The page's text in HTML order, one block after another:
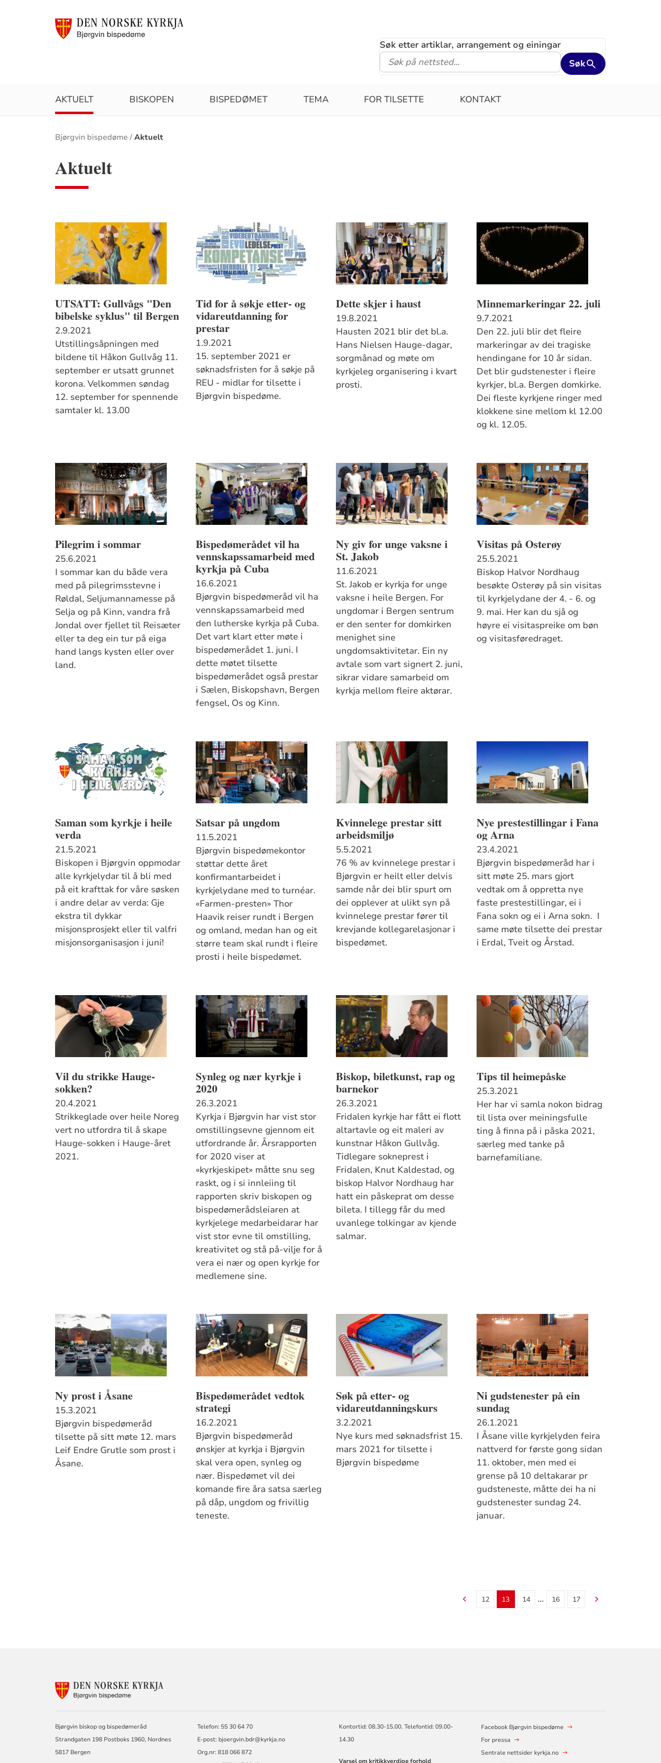
Søk etter artiklar, arrangement og einingar
Søk
AKTUELT BISKOPEN BISPEDØMET TEMA FOR TILSETTE KONTAKT
Brødsmulesti
Bjørgvin bispedøme Aktuelt
Aktuelt
UTSATT: Gullvågs "Den
bibelske syklus" til Bergen
2.9.2021
Utstillingsåpningen med
bildene til Håkon Gullvåg 11.
september er utsatt grunnet
korona. Velkommen søndag
12. september for spennende
samtaler kl. 13.00
Tid for å søkje etter- og
vidareutdanning for
prestar
1.9.2021
15. september 2021 er
søknadsfristen for å søkje på
REU - midlar for tilsette i
Bjørgvin bispedøme.
Dette skjer i haust
19.8.2021
Hausten 2021 blir det bl.a.
Hans Nielsen Hauge-dagar,
sorgmånad og møte om
kyrkjeleg organisering i kvart
prosti.
Minnemarkeringar 22. juli
9.7.2021
Den 22. juli blir det fleire
markeringar av dei tragiske
hendingane for 10 år sidan.
Det blir gudstenester i fleire
kyrkjer, bl.a. Bergen domkirke.
Dei fleste kyrkjene ringer med
klokkene sine mellom kl 12.00
og kl. 12.05.
Pilegrim i sommar
25.6.2021
I sommar kan du både vera
med på pilegrimsstevne i
Røldal, Seljumannamesse på
Selja og på Kinn, vandra frå
Jondal over fjellet til Reisæter
eller ta deg ein tur på eiga
hand langs kysten eller over
land.
Bispedømerådet vil ha
vennskapssamarbeid med
kyrkja på Cuba
16.6.2021
Bjørgvin bispedømeråd vil ha
vennskapssamarbeid med
den lutherske kyrkja på Cuba.
Det vart klart etter møte i
bispedømerådet 1. juni. I
dette møtet tilsette
bispedømerådet også prestar
i Sælen, Biskopshavn, Bergen
fengsel, Os og Kinn.
Ny giv for unge vaksne i
St. Jakob
11.6.2021
St. Jakob er kyrkja for unge
vaksne i heile Bergen. For
ungdomar i Bergen sentrum
er den senter for domkirken
menighet sine
ungdomsaktivitetar. Ein ny
avtale som vart signert 2. juni,
sikrar vidare samarbeid om
kyrkja mellom fleire aktørar.
Visitas på Osterøy
25.5.2021
Biskop Halvor Nordhaug
besøkte Osterøy på sin visitas
til kyrkjelydane der 4. - 6. og
9. mai. Her kan du sjå og
høyre ei visitaspreike om bøn
og visitasføredraget.
Saman som kyrkje i heile
verda
21.5.2021
Biskopen i Bjørgvin oppmodar
alle kyrkjelydar til å bli med
på eit krafttak for våre søsken
i andre delar av verda: Gje
ekstra til dykkar
misjonsprosjekt eller til valfri
misjonsorganisasjon i juni!
Satsar på ungdom
11.5.2021
Bjørgvin bispedømekontor
støttar dette året
konfirmantarbeidet i
kyrkjelydane med to turnéar.
«Farmen-presten» Thor
Haavik reiser rundt i Bergen
og omland, medan han og eit
større team skal rundt i fleire
prosti i heile bispedømet.
Kvinnelege prestar sitt
arbeidsmiljø
5.5.2021
76 % av kvinnelege prestar i
Bjørgvin er heilt eller delvis
samde når dei blir spurt om
dei opplever at ulikt syn på
kvinnelege prestar fører til
krevjande kollegarelasjonar i
bispedømet.
Nye prestestillingar i Fana
og Arna
23.4.2021
Bjørgvin bispedømeråd har i
sitt møte 25. mars gjort
vedtak om å oppretta nye
faste prestestillingar, ei i
Fana sokn og ei i Arna sokn. I
same møte tilsette dei prestar
i Erdal, Tveit og Årstad.
Vil du strikke Hauge-
sokken?
20.4.2021
Strikkeglade over heile Noreg
vert no utfordra til å skape
Hauge-sokken i Hauge-året
2021.
Synleg og nær kyrkje i
2020
26.3.2021
Kyrkja i Bjørgvin har vist stor
omstillingsevne gjennom eit
utfordrande år. Årsrapporten
for 2020 viser at
«kyrkjeskipet» måtte snu seg
raskt, og i si innleiing til
rapporten skriv biskopen og
bispedømerådsleiaren at
kyrkjelege medarbeidarar har
vist stor evne til omstilling,
kreativitet og stå på-vilje for å
vera ei nær og open kyrkje for
medlemene sine.
Biskop, biletkunst, rap og
barnekor
26.3.2021
Fridalen kyrkje har fått ei flott
altartavle og eit maleri av
kunstnar Håkon Gullvåg.
Tidlegare sokneprest i
Fridalen, Knut Kaldestad, og
biskop Halvor Nordhaug har
hatt ein påskeprat om desse
bileta. I tillegg får du med
uvanlege tolkingar av kjende
salmar.
Tips til heimepåske
25.3.2021
Her har vi samla nokon bidrag
til lista over meiningsfulle
ting å finna på i påska 2021,
særleg med tanke på
barnefamiliane.
Ny prost i Åsane
15.3.2021
Bjørgvin bispedømeråd
tilsette på sitt møte 12. mars
Leif Endre Grutle som prost i
Åsane.
Bispedømerådet vedtok
strategi
16.2.2021
Bjørgvin bispedømeråd
ønskjer at kyrkja i Bjørgvin
skal vera open, synleg og
nær. Bispedømet vil dei
komande fire åra satsa særleg
på dåp, ungdom og frivillig
teneste.
Søk på etter- og
vidareutdanningskurs
3.2.2021
Nye kurs med søknadsfrist 15.
mars 2021 for tilsette i
Bjørgvin bispedøme
Ni gudstenester på ein
sundag
26.1.2021
I Åsane ville kyrkjelyden feira
nattverd for første gong sidan
11. oktober, men med ei
grense på 10 deltakarar pr
gudsteneste, måtte dei ha ni
gudstenester sundag 24.
januar.
12 13 14 … 16 17
KONTAKTINFORMASJON
Bjørgvin biskop og bispedømeråd
Strandgaten 198 Postboks 1960, Nordnes
5817 Bergen
Telefon: 55 30 64 70
E-post: bjoergvin.bdr@kyrkja.no
Org.nr: 818 066 872
Kontortid: 08.30-15.00. Telefontid: 09.00-
14.30
Varsel om kritikkverdige forhold
Facebook Bjørgvin bispedøme
For pressa
Sentrale nettsider kyrkja.no